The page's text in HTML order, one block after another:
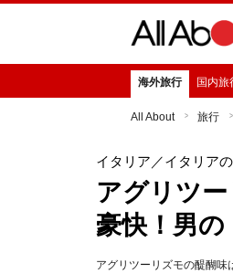
海外旅行 国内旅
All About 旅行
イタリア ／イタリア
アグリツ
豪快！男
アグリツーリズモの醍醐